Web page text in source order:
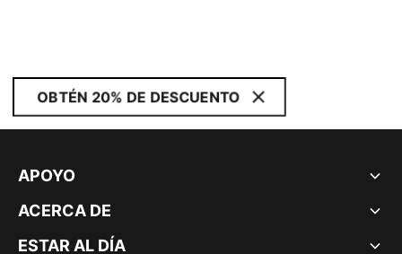
OBTÉN 20% DE DESCUENTO
APOYO
ACERCA DE
ESTAR AL DÍA